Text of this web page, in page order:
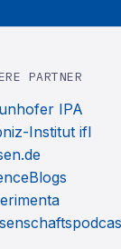
PARTNER
IPA
Institut ifl